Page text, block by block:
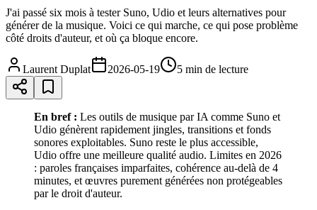
J'ai passé six mois à tester Suno, Udio et leurs alternatives pour
générer de la musique. Voici ce qui marche, ce qui pose problème
côté droits d'auteur, et où ça bloque encore.
Laurent Duplat 2026-05-19 5 min de lecture
En bref : Les outils de musique par IA comme Suno et
Udio génèrent rapidement jingles, transitions et fonds
sonores exploitables. Suno reste le plus accessible,
Udio offre une meilleure qualité audio. Limites en 2026
: paroles françaises imparfaites, cohérence au-delà de 4
minutes, et œuvres purement générées non protégeables
par le droit d'auteur.